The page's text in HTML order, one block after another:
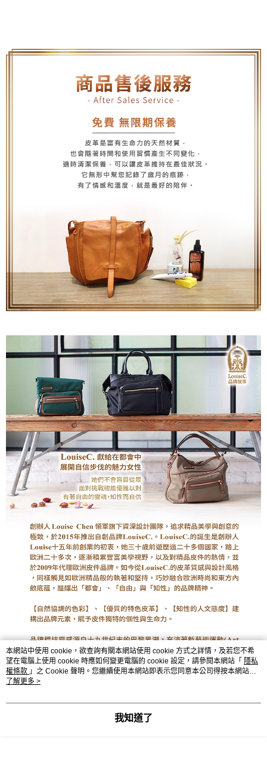
本網站中使用 cookie，欲查詢有關本網站使用 cookie 方式之詳情，及若您不希
望在電腦上使用 cookie 時應如何變更電腦的 cookie 設定，請參閱本網站「 隱私
權條款 」之 Cookie 聲明。您繼續使用本網站即表示您同意本公司得按本網站使
用條款之 Cookie 聲明使用 cookie。
了解更多 >
我知道了